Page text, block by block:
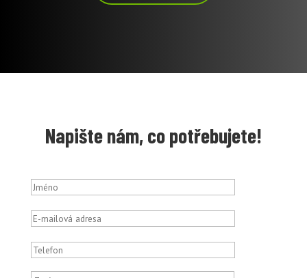
Napište nám, co potřebujete!